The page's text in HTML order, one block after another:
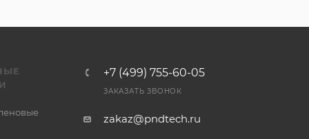
+7 (499) 755-60-05
ЗАКАЗАТЬ ЗВОНОК
zakaz@pndtech.ru